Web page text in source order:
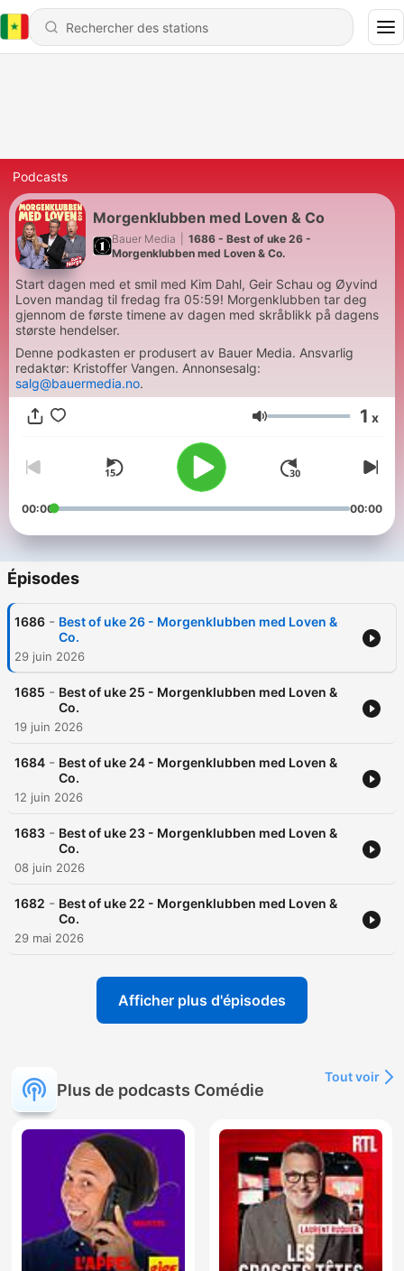
Podcasts
Morgenklubben med Loven & Co
Bauer Media
1686 - Best of uke 26 -
Morgenklubben med Loven & Co.
Start dagen med et smil med Kim Dahl, Geir Schau og Øyvind
Loven mandag til fredag fra 05:59! Morgenklubben tar deg
gjennom de første timene av dagen med skråblikk på dagens
største hendelser.
Denne podkasten er produsert av Bauer Media. Ansvarlig
redaktør: Kristoffer Vangen. Annonsesalg:
salg@bauermedia.no.
Volume 1 x
00:00 00:00
Épisodes
1686 - Best of uke 26 - Morgenklubben med Loven &
Co.
29 juin 2026
1685 - Best of uke 25 - Morgenklubben med Loven &
Co.
19 juin 2026
1684 - Best of uke 24 - Morgenklubben med Loven &
Co.
12 juin 2026
1683 - Best of uke 23 - Morgenklubben med Loven &
Co.
08 juin 2026
1682 - Best of uke 22 - Morgenklubben med Loven &
Co.
29 mai 2026
Afficher plus d'épisodes
Plus de podcasts Comédie
Tout voir